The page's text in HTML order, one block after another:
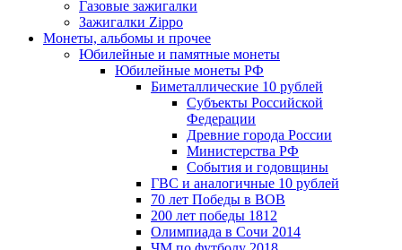
Газовые зажигалки
Зажигалки Zippo
Монеты, альбомы и прочее
Юбилейные и памятные монеты
Юбилейные монеты РФ
Биметаллические 10 рублей
Субъекты Российской
Федерации
Древние города России
Министерства РФ
События и годовщины
ГВС и аналогичные 10 рублей
70 лет Победы в ВОВ
200 лет победы 1812
Олимпиада в Сочи 2014